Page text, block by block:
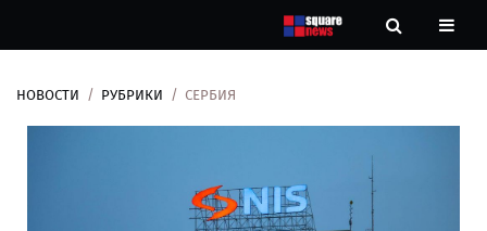
НОВОСТИ РУБРИКИ СЕРБИЯ